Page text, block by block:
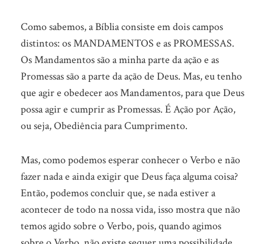
Como sabemos, a Bíblia consiste em dois campos
distintos: os MANDAMENTOS e as PROMESSAS.
Os Mandamentos são a minha parte da ação e as
Promessas são a parte da ação de Deus. Mas, eu tenho
que agir e obedecer aos Mandamentos, para que Deus
possa agir e cumprir as Promessas. É Ação por Ação,
ou seja, Obediência para Cumprimento.
Mas, como podemos esperar conhecer o Verbo e não
fazer nada e ainda exigir que Deus faça alguma coisa?
Então, podemos concluir que, se nada estiver a
acontecer de todo na nossa vida, isso mostra que não
temos agido sobre o Verbo, pois, quando agimos